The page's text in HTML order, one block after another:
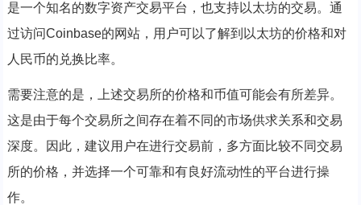
是一个知名的数字资产交易平台，也支持以太坊的交易。通
过访问Coinbase的网站，用户可以了解到以太坊的价格和对
人民币的兑换比率。
需要注意的是，上述交易所的价格和币值可能会有所差异。
这是由于每个交易所之间存在着不同的市场供求关系和交易
深度。因此，建议用户在进行交易前，多方面比较不同交易
所的价格，并选择一个可靠和有良好流动性的平台进行操
作。